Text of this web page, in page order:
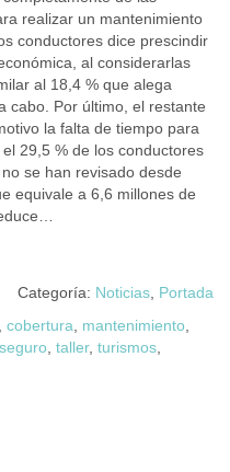
realizar un mantenimiento
conductores dice prescindir
al considerarlas
al 18,4 % que alega
cabo. Por último, el restante
la falta de tiempo para
29,5 % de los conductores
se han revisado desde
equivale a 6,6 millones de
Categoría: Noticias Portada
cobertura mantenimiento
seguro taller, turismos